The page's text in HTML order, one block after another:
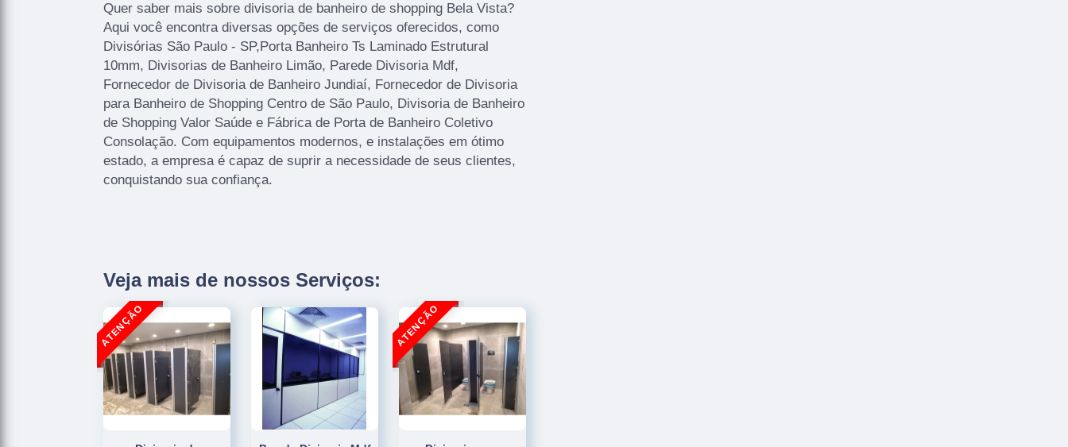
Quer saber mais sobre divisoria de banheiro de shopping Bela Vista?
Aqui você encontra diversas opções de serviços oferecidos, como
Divisórias São Paulo - SP,Porta Banheiro Ts Laminado Estrutural
10mm, Divisorias de Banheiro Limão, Parede Divisoria Mdf,
Fornecedor de Divisoria de Banheiro Jundiaí, Fornecedor de Divisoria
para Banheiro de Shopping Centro de São Paulo, Divisoria de Banheiro
de Shopping Valor Saúde e Fábrica de Porta de Banheiro Coletivo
Consolação. Com equipamentos modernos, e instalações em ótimo
estado, a empresa é capaz de suprir a necessidade de seus clientes,
conquistando sua confiança.
Veja mais de nossos Serviços: